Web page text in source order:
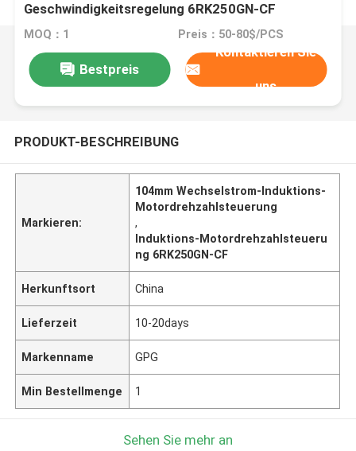
Geschwindigkeitsregelung 6RK250GN-CF
MOQ：1 Preis：50-80$/PCS
Bestpreis
Kontaktieren Sie
uns
PRODUKT-BESCHREIBUNG
Markieren:
104mm Wechselstrom-Induktions-
Motordrehzahlsteuerung
,
Induktions-Motordrehzahlsteueru
ng 6RK250GN-CF
Herkunftsort China
Lieferzeit 10-20days
Markenname GPG
Min Bestellmenge 1
Sehen Sie mehr an